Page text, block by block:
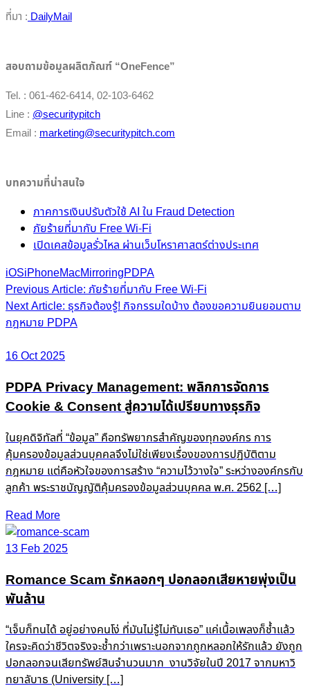
ที่มา :DailyMail
สอบถามข้อมูลผลิตภัณฑ์ “OneFence”
Tel. : 061-462-6414, 02-103-6462
Line : @securitypitch
Email : marketing@securitypitch.com
บทความที่น่าสนใจ
ภาคการเงินปรับตัวใช้ AI ใน Fraud Detection
ภัยร้ายที่มากับ Free Wi-Fi
เปิดเคสข้อมูลรั่วไหล ผ่านเว็บโหราศาสตร์ต่างประเทศ
iOSiPhoneMacMirroringPDPA
Post
navigation
Previous Article: ภัยร้ายที่มากับ Free Wi-Fi
Next Article: ธุรกิจต้องรู้! กิจกรรมใดบ้าง ต้องขอความยินยอมตาม
กฎหมาย PDPA
16 Oct 2025
PDPA Privacy Management: พลิกการจัดการ
Cookie & Consent สู่ความได้เปรียบทางธุรกิจ
ในยุคดิจิทัลที่ “ข้อมูล” คือทรัพยากรสำคัญของทุกองค์กร การ
คุ้มครองข้อมูลส่วนบุคคลจึงไม่ใช่เพียงเรื่องของการปฏิบัติตาม
กฎหมาย แต่คือหัวใจของการสร้าง “ความไว้วางใจ” ระหว่างองค์กรกับ
ลูกค้า พระราชบัญญัติคุ้มครองข้อมูลส่วนบุคคล พ.ศ. 2562 […]
Read More
13 Feb 2025
Romance Scam รักหลอกๆ ปอกลอกเสียหายพุ่งเป็น
พันล้าน
“เจ็บก็ทนได้ อยู่อย่างคนโง่ ที่มันไม่รู้ไม่ทันเธอ” แค่เนื้อเพลงก็ช้ำแล้ว
ใครจะคิดว่าชีวิตจริงจะช้ำกว่าเพราะนอกจากถูกหลอกให้รักแล้ว ยังถูก
ปอกลอกจนเสียทรัพย์สินจำนวนมาก งานวิจัยในปี 2017 จากมหาวิ
ทยาลับาธ (University […]